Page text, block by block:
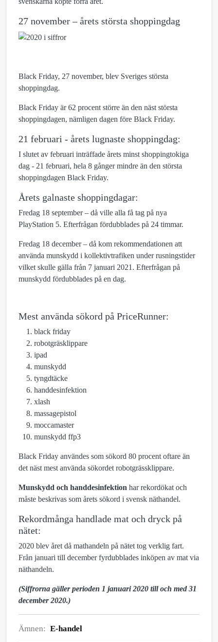
27 november – årets största shoppingdag
Black Friday, 27 november, blev Sveriges största
shoppingdag.
Black Friday är 62 procent större än den näst största
shoppingdagen, nämligen dagen före Black Friday.
21 februari - årets lugnaste shoppingdag:
I slutet av februari inträffade årets minst shoppingtokiga
dag - 21 februari, hela 8 gånger mindre än den största
shoppingdagen Black Friday.
Årets galnaste shoppingdagar:
Fredag 18 september – då ville alla få tag på nya
PlayStation 5. Efterfrågan fördubblades på 24 timmar.
Fredag 18 december – då kom rekommendationen att
använda munskydd i kollektivtrafiken under rusningstider
vilket skulle gälla från 7 januari 2021. Efterfrågan på
munskydd fördubblades på en dag.
Mest använda sökord på PriceRunner:
black friday
robotgräsklippare
ipad
munskydd
tyngdtäcke
handdesinfektion
xlash
massagepistol
moccamaster
munskydd ffp3
Black Friday användes som sökord 80 procent oftare än
det näst mest använda sökordet robotgrässklippare.
Munskydd och handdesinfektion har rekordökat och
måste beskrivas som årets sökord i svensk näthandel.
Rekordmånga handlade mat och dryck på
nätet:
2020 blev året då mathandeln på nätet tog verklig fart.
Från januari till december fyrdubblades inköpen av mat via
näthandeln.
(Siffrorna gäller perioden 1 januari 2020 till och med 31
december 2020.)
Ämnen: E-handel